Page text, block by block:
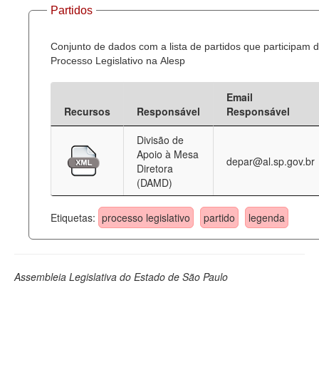
Partidos
Conjunto de dados com a lista de partidos que participam
Processo Legislativo na Alesp
Recursos Responsável
Email
Responsável
Divisão de
Apoio à Mesa
Diretora
(DAMD)
depar@al.sp.gov.br
Etiquetas: processo legislativo partido legenda
Assembleia Legislativa do Estado de São Paulo